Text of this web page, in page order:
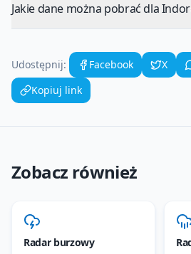
Jakie dane można pobrać dla
Udostępnij: Facebook X
Kopiuj link
Zobacz również
Radar burzowy